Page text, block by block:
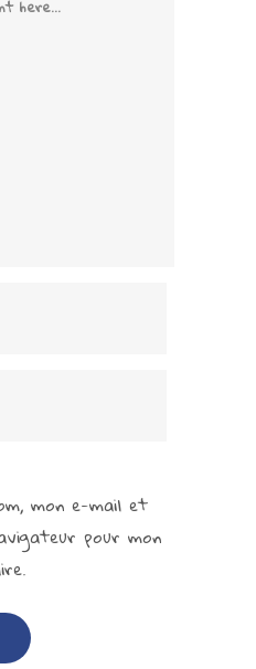
mon e-mail et
pour mon